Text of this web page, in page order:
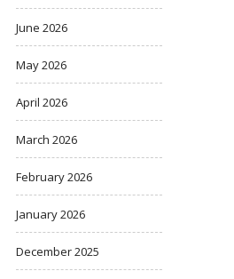
June 2026
May 2026
April 2026
March 2026
February 2026
January 2026
December 2025